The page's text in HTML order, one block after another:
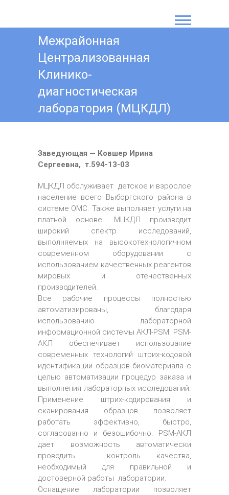
i
СПб ГБУЗ "Детская
городская
поликлиника № 71"
Межрайонная
Централизованная
Клинико-
диагностическая
лаборатория (МЦКДЛ)
Заведующая — Ковшер Ирина
Сергеевна, т.594-13-03
МЦКДЛ обслуживает детское и взрослое
население всего Выборгского района в
системе ОМС. Также выполняет услуги на
платной основе. МЦКДЛ производит
широкий спектр исследований,
выполняемых на высокотехнологичном
современном оборудовании с
использованием качественных реагентов
мировых и отечественных
производителей.
Все рабочие процессы полностью
автоматизированы, благодаря
использованию лабораторной
информационной системы АКЛ-PSM. PSM-
АКЛ обеспечивает использование
современных технологий штрих-кодовой
идентификации образцов биоматериала с
целью автоматизации процедур заказа и
выполнения лабораторных исследований.
Применение штрих-кодирования и
сканирования образцов позволяет
работать эффективно, быстро,
согласованно и безошибочно. PSM-АКЛ
дает возможность автоматически
проводить контроль качества,
необходимый для правильной и
достоверной работы лаборатории.
Оснащение лаборатории позволяет